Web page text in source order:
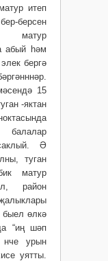
итеп
берсен
матур
абый һәм
бергә
15
-яктан
Ә
туган
матур
район
быел өлкә
“иң шәп
нче урын
уятты.